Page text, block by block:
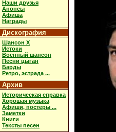
Наши друзья
Анонсы
Афиша
Награды
Дискография
Шансон X
Истоки
Военный шансон
Песни цыган
Барды
Ретро, эстрада ...
Архив
Историческая справка
Хорошая музыка
Афиши, постеры ...
Заметки
Книги
Тексты песен